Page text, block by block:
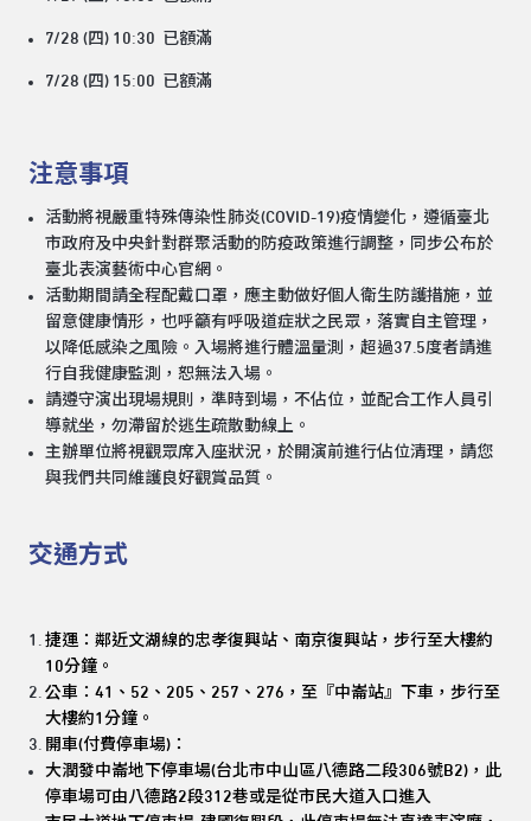
7/28 (四) 10:30 已額滿
7/28 (四) 15:00 已額滿
注意事項
活動將視嚴重特殊傳染性肺炎(COVID-19)疫情變化，遵循臺北
市政府及中央針對群聚活動的防疫政策進行調整，同步公布於
臺北表演藝術中心官網。
活動期間請全程配戴口罩，應主動做好個人衛生防護措施，並
留意健康情形，也呼籲有呼吸道症狀之民眾，落實自主管理，
以降低感染之風險。入場將進行體溫量測，超過37.5度者請進
行自我健康監測，恕無法入場。
請遵守演出現場規則，準時到場，不佔位，並配合工作人員引
導就坐，勿滯留於逃生疏散動線上。
主辦單位將視觀眾席入座狀況，於開演前進行佔位清理，請您
與我們共同維護良好觀賞品質。
交通方式
捷運：鄰近文湖線的忠孝復興站、南京復興站，步行至大樓約
10分鐘。
公車：41、52、205、257、276，至『中崙站』下車，步行至
大樓約1分鐘。
開車(付費停車場)：
大潤發中崙地下停車場(台北市中山區八德路二段306號B2)， 此
停車場可由八德路2段312巷或是從市民大道入口進入